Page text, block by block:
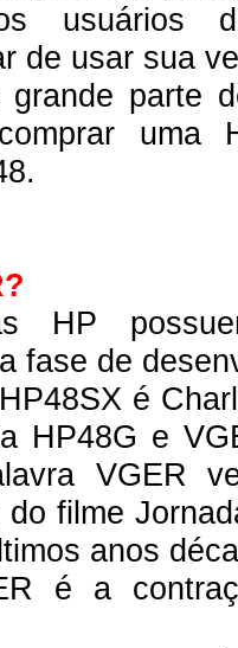
usuários
de usar sua
grande parte
uma
HP
fase de
é
HP48G e
VGER
do filme
anos
é a